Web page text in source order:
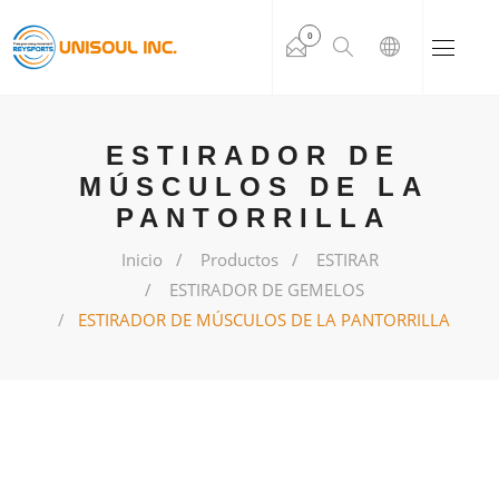
0
ESTIRADOR DE
MÚSCULOS DE LA
PANTORRILLA
Inicio Productos
ESTIRAR
ESTIRADOR DE GEMELOS
ESTIRADOR DE MÚSCULOS DE LA PANTORRILLA